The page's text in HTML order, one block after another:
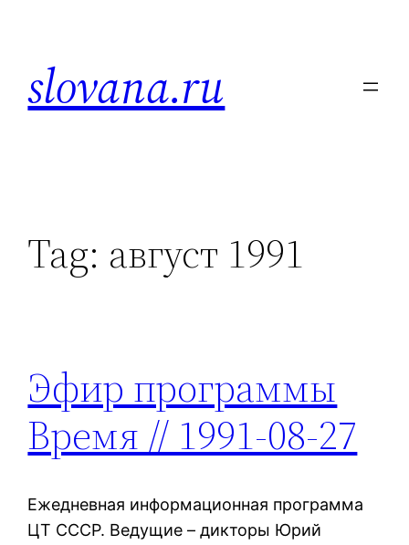
content
slovana.ru
Tag: август 1991
Эфир программы
Время // 1991-08-27
Ежедневная информационная программа
ЦТ СССР. Ведущие – дикторы Юрий